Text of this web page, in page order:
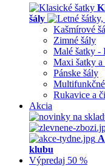
šály
Kašmírové
Zimné šály
Malé šatky -
Maxi šatky a
Pánske šály
Rukavice a
Akcia
klubu
Výpredaj 50 %